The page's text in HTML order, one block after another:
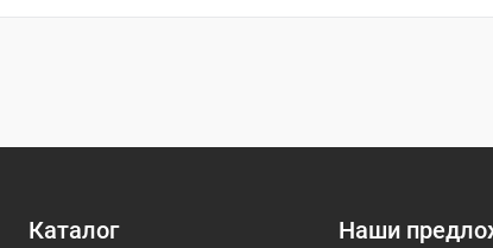
Купить в 1 клик Сравнение
В
Каталог Наши